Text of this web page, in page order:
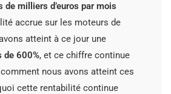
de milliers d’euros par mois
accrue sur les moteurs de
atteint à ce jour une
de 600%, et ce chiffre continue
nous avons atteint ces
cette rentabilité continue